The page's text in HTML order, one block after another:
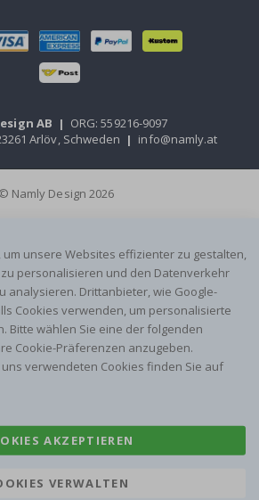
AB | ORG: 559216-9097
Arlöv, Schweden | info@namly.at
© Namly Design 2026
unsere Websites effizienter zu gestalten,
personalisieren und den Datenverkehr
analysieren. Drittanbieter, wie Google-
Cookies verwenden, um personalisierte
Bitte wählen Sie eine der folgenden
Cookie-Präferenzen anzugeben.
verwendeten Cookies finden Sie auf
AKZEPTIEREN
VERWALTEN